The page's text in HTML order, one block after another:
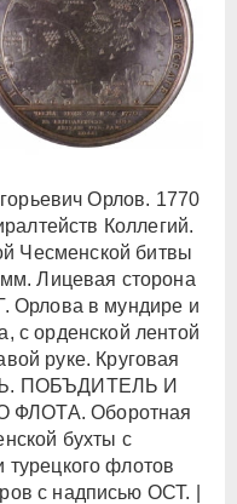
Орлов. 1770
Коллегий.
Чесменской битвы
Лицевая сторона
Орлова в мундире и
с орденской лентой
руке. Круговая
ПОБЪДИТЕЛЬ И
Оборотная
бухты с
турецкого флотов
с надписью ОСТ. |